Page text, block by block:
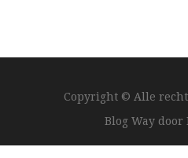
Copyright © Alle
Blog Way door